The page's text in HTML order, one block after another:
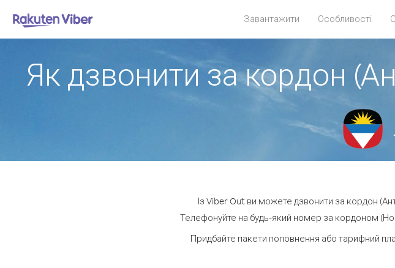
Завантажити Особливості
Як дзвонити за кордон
Із Viber Out ви можете дзвонити за кордон
Телефонуйте на будь-який номер за кордоном
Придбайте пакети поповнення або тарифний